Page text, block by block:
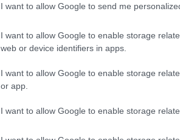
I want to allow Google to send me
I want to allow Google to enable storage
web or device identifiers in apps.
I want to allow Google to enable storage
or app.
I want to allow Google to enable storage